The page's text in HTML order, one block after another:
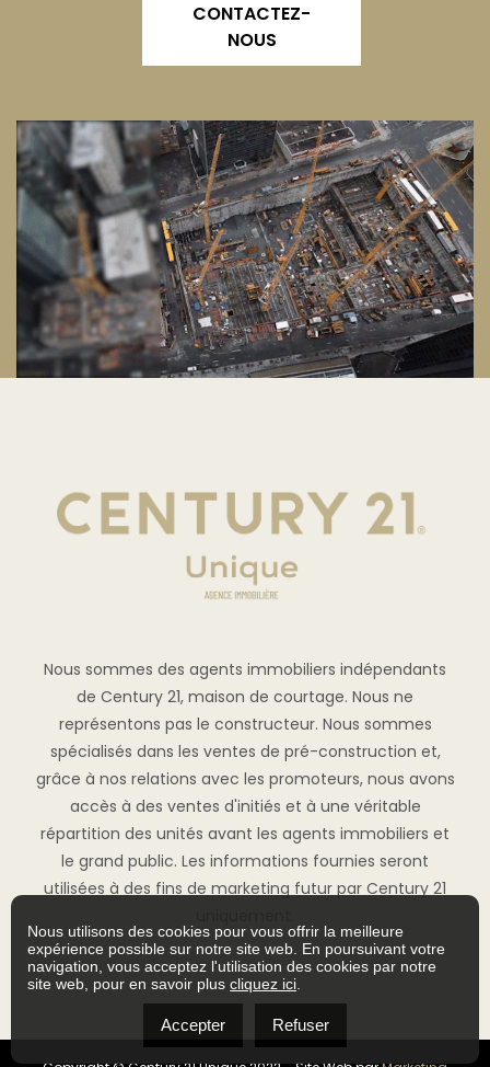
CONTACTEZ-
NOUS
Nous sommes des agents immobiliers indépendants
de Century 21, maison de courtage. Nous ne
représentons pas le constructeur. Nous sommes
spécialisés dans les ventes de pré-construction et,
grâce à nos relations avec les promoteurs, nous avons
accès à des ventes d'initiés et à une véritable
répartition des unités avant les agents immobiliers et
le grand public. Les informations fournies seront
utilisées à des fins de marketing futur par Century 21
Nous utilisons des cookies pour vous offrir la meilleure
expérience possible sur notre site web. En poursuivant votre
navigation, vous acceptez l'utilisation des cookies par notre
site web, pour en savoir plus cliquez ici
Accepter Refuser